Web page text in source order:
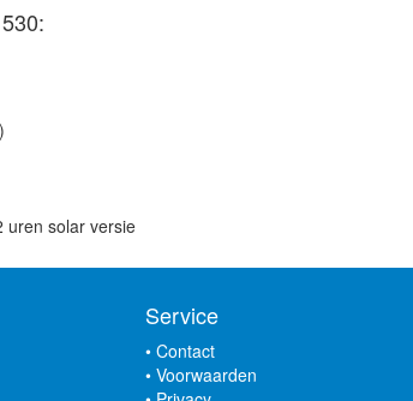
uren solar versie
Service
• Contact
• Voorwaarden